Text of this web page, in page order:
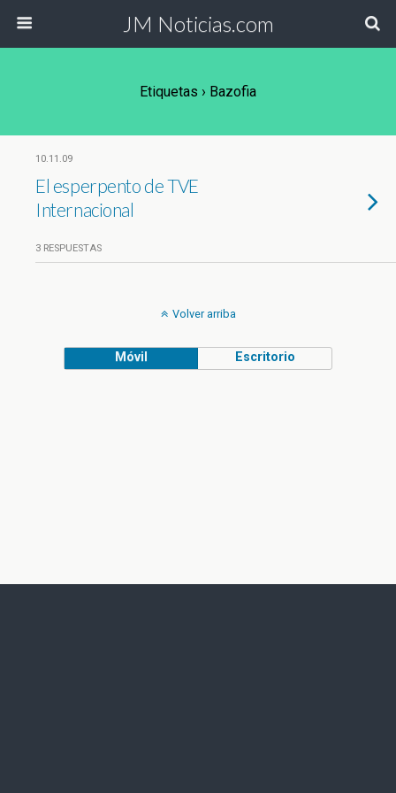
JM Noticias.com
Etiquetas › Bazofia
10.11.09
El esperpento de TVE
Internacional
3 RESPUESTAS
Volver arriba
Móvil Escritorio